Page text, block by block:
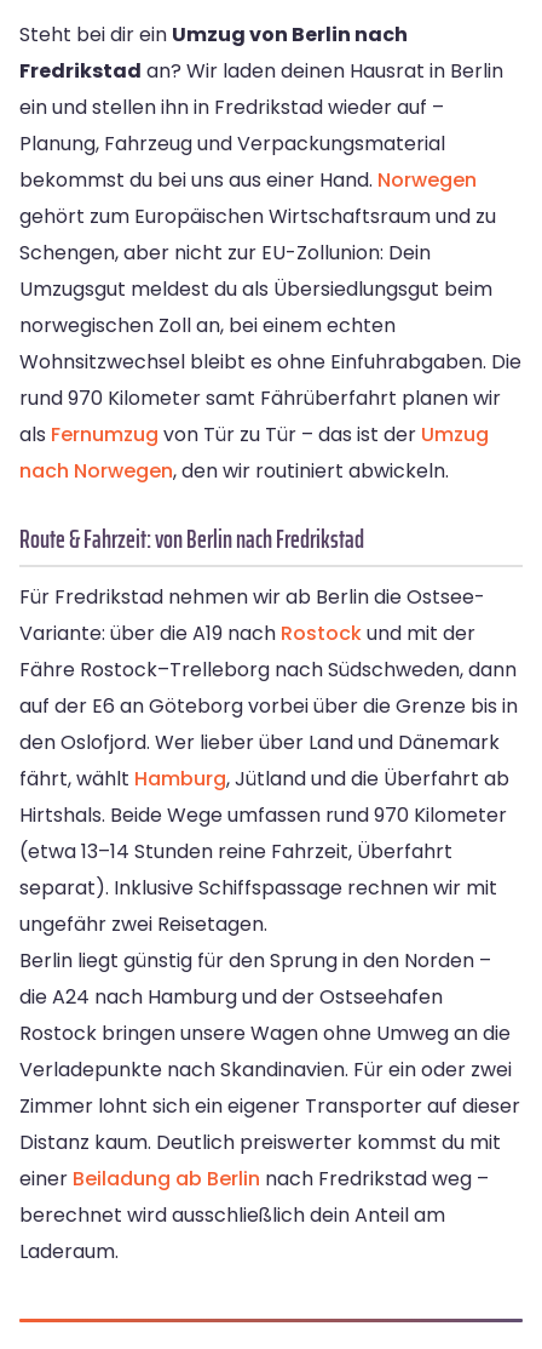
Steht bei dir ein Umzug von Berlin nach
Fredrikstad an? Wir laden deinen Hausrat in Berlin
ein und stellen ihn in Fredrikstad wieder auf –
Planung, Fahrzeug und Verpackungsmaterial
bekommst du bei uns aus einer Hand. Norwegen
gehört zum Europäischen Wirtschaftsraum und zu
Schengen, aber nicht zur EU-Zollunion: Dein
Umzugsgut meldest du als Übersiedlungsgut beim
norwegischen Zoll an, bei einem echten
Wohnsitzwechsel bleibt es ohne Einfuhrabgaben. Die
rund 970 Kilometer samt Fährüberfahrt planen wir
als Fernumzug von Tür zu Tür – das ist der Umzug
nach Norwegen, den wir routiniert abwickeln.
Route & Fahrzeit: von Berlin nach Fredrikstad
Für Fredrikstad nehmen wir ab Berlin die Ostsee-
Variante: über die A19 nach Rostockund mit der
Fähre Rostock–Trelleborg nach Südschweden, dann
auf der E6 an Göteborg vorbei über die Grenze bis in
den Oslofjord. Wer lieber über Land und Dänemark
fährt, wählt Hamburg, Jütland und die Überfahrt ab
Hirtshals. Beide Wege umfassen rund 970 Kilometer
(etwa 13–14 Stunden reine Fahrzeit, Überfahrt
separat). Inklusive Schiffspassage rechnen wir mit
ungefähr zwei Reisetagen.
Berlin liegt günstig für den Sprung in den Norden –
die A24 nach Hamburg und der Ostseehafen
Rostock bringen unsere Wagen ohne Umweg an die
Verladepunkte nach Skandinavien. Für ein oder zwei
Zimmer lohnt sich ein eigener Transporter auf dieser
Distanz kaum. Deutlich preiswerter kommst du mit
einer Beiladung ab Berlin nach Fredrikstad weg –
berechnet wird ausschließlich dein Anteil am
Laderaum.